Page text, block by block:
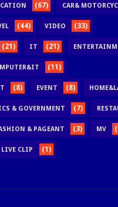
(67) CAR&
(44) VIDEO (33)
(21) IT (21)
(11)
(8) EVENT (8)
& GOVERNMENT (7)
& PAGEANT (3) MV
LIVE CLIP (1)